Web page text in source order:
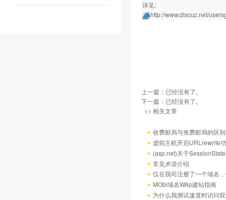
详见:
http://www.discuz.net/
上一篇：已经没有了。
下一篇：已经没有了。
>> 相关文章
收费邮局与免费邮局的区别
虚拟主机开启URLrewrite
(asp.net)关于
常见术语介绍
仅在我司注册了一个域名
MObi域名WAp建站指南
为什么我测试速度时访问